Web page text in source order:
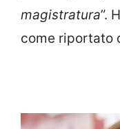
magistratura”.
come riportato